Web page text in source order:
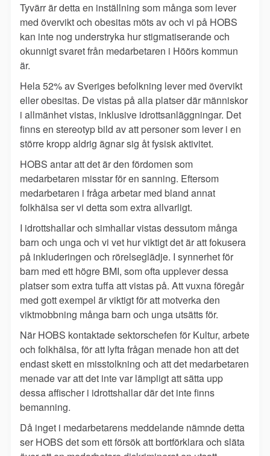
Tyvärr är detta en inställning som många som lever
med övervikt och obesitas möts av och vi på HOBS
kan inte nog understryka hur stigmatiserande och
okunnigt svaret från medarbetaren i Höörs kommun
är.
Hela 52% av Sveriges befolkning lever med övervikt
eller obesitas. De vistas på alla platser där människor
i allmänhet vistas, inklusive idrottsanläggningar. Det
finns en stereotyp bild av att personer som lever i en
större kropp aldrig ägnar sig åt fysisk aktivitet.
HOBS antar att det är den fördomen som
medarbetaren misstar för en sanning. Eftersom
medarbetaren i fråga arbetar med bland annat
folkhälsa ser vi detta som extra allvarligt.
I idrottshallar och simhallar vistas dessutom många
barn och unga och vi vet hur viktigt det är att fokusera
på inkluderingen och rörelseglädje. I synnerhet för
barn med ett högre BMI, som ofta upplever dessa
platser som extra tuffa att vistas på. Att vuxna föregår
med gott exempel är viktigt för att motverka den
viktmobbning många barn och unga utsätts för.
När HOBS kontaktade sektorschefen för Kultur, arbete
och folkhälsa, för att lyfta frågan menade hon att det
endast skett en misstolkning och att det medarbetaren
menade var att det inte var lämpligt att sätta upp
dessa affischer i idrottshallar där det inte finns
bemanning.
Då inget i medarbetarens meddelande nämnde detta
ser HOBS det som ett försök att bortförklara och släta